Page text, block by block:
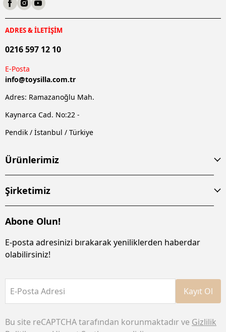
ADRES & İLETİŞİM
0216 597 12 10
E-Posta
info@toysilla.com.tr
Adres: Ramazanoğlu Mah.
Kaynarca Cad. No:22 -
Pendik / İstanbul / Türkiye
Ürünlerimiz
Şirketimiz
Abone Olun!
E-posta adresinizi bırakarak yeniliklerden haberdar
olabilirsiniz!
E-Posta Adresi Kayıt Ol
Bu site reCAPTCHA tarafından korunmaktadır ve Gizlilik